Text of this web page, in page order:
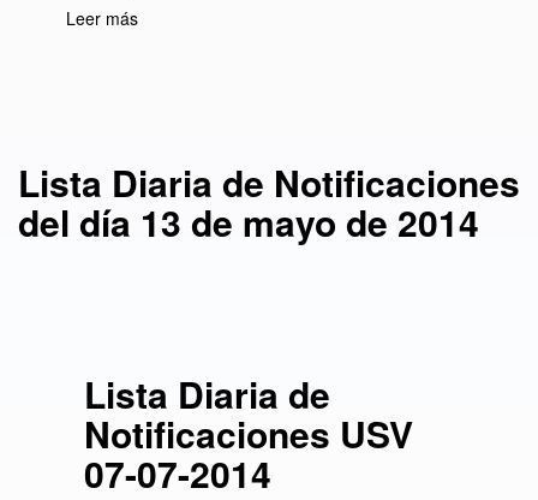
Leer más
Lista Diaria de Notificaciones
del día 13 de mayo de 2014
Lista Diaria de
Notificaciones USV
07-07-2014